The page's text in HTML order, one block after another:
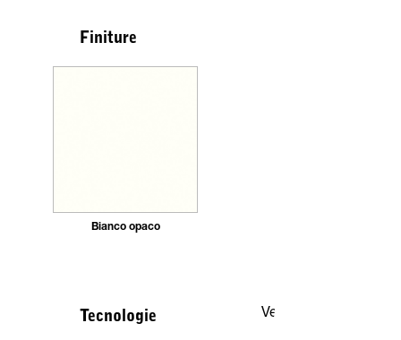
Finiture
Bianco opaco
Tecnologie Vedi tutte